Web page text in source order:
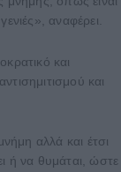
αναφέρει.
και
και
αλλά και έτσι
ή να θυμάται, ώστε